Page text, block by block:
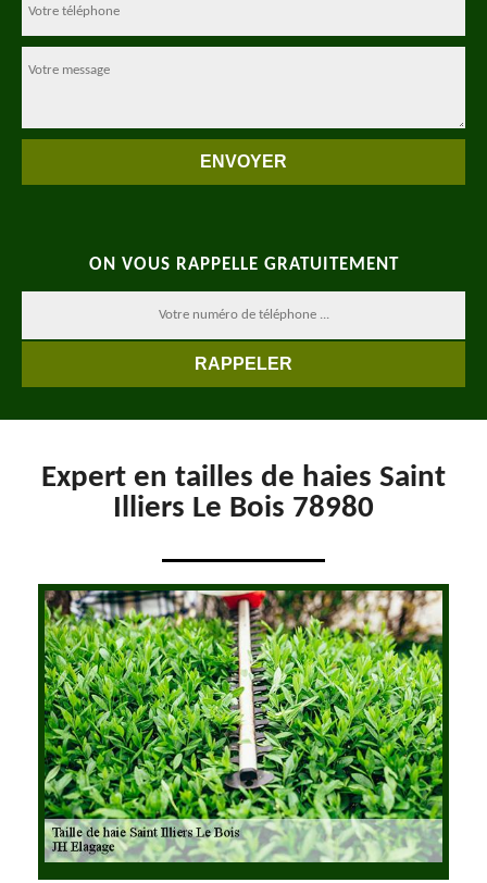
ON VOUS RAPPELLE GRATUITEMENT
Expert en tailles de haies Saint
Illiers Le Bois 78980